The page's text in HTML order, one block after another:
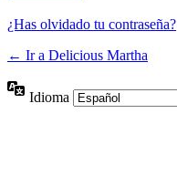
¿Has olvidado tu contraseña?
← Ir a Delicious Martha
Idioma